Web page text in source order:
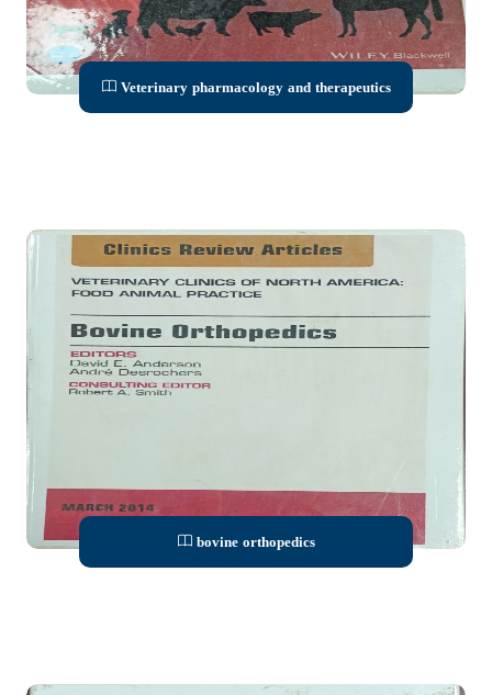
Veterinary pharmacology and therapeutics
bovine orthopedics